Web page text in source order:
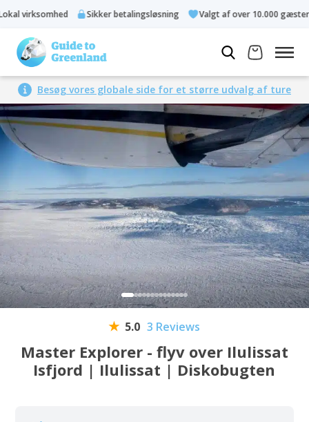
virksomhed Sikker betalingsløsning Valgt af over 10.000 gæster
Besøg vores globale side for et større udvalg af ture
Master Explorer - flyv over Ilulissat
Isfjord | Ilulissat | Diskobugten
5.0 3 Reviews